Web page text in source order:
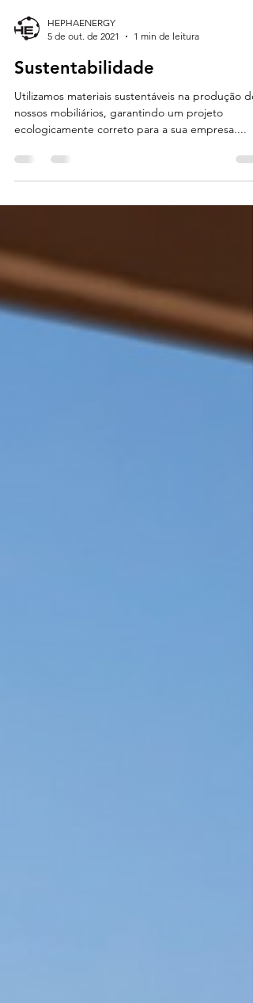
5 de out. de 2021
1 min de leitura
Sustentabilidade
Utilizamos materiais sustentáveis na produção
ecologicamente correto para a sua empresa.⁣...